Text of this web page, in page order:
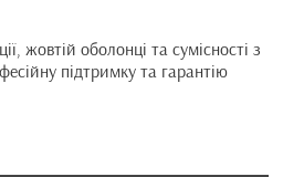
жовтій оболонці та сумісності з
підтримку та гарантію